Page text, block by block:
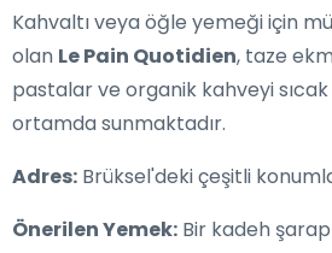
Kahvaltı veya öğle yemeği için
olan Le Pain Quotidien, taze
pastalar ve organik kahveyi
ortamda sunmaktadır.
Adres: Brüksel'deki çeşitli
Önerilen Yemek: Bir kadeh